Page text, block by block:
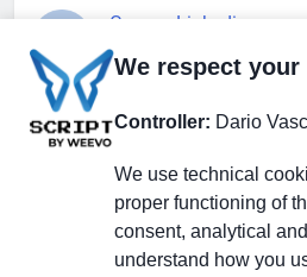
Gruppo Linkedin
Pagina Facebook
X.com
We respect
Controller: Dario
We use technical
proper functioning of
consent, analytical
understand how you